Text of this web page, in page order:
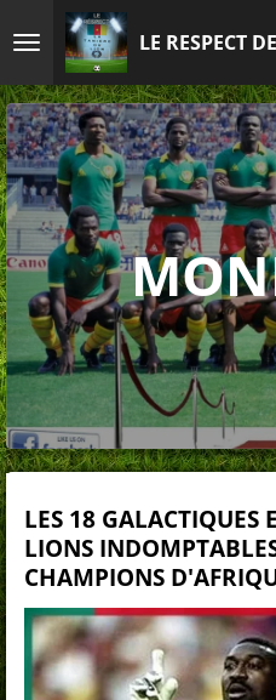
au
contenu
principal
LE RESPECT
LES 18 GALACTIQUES
LIONS
CHAMPIONS